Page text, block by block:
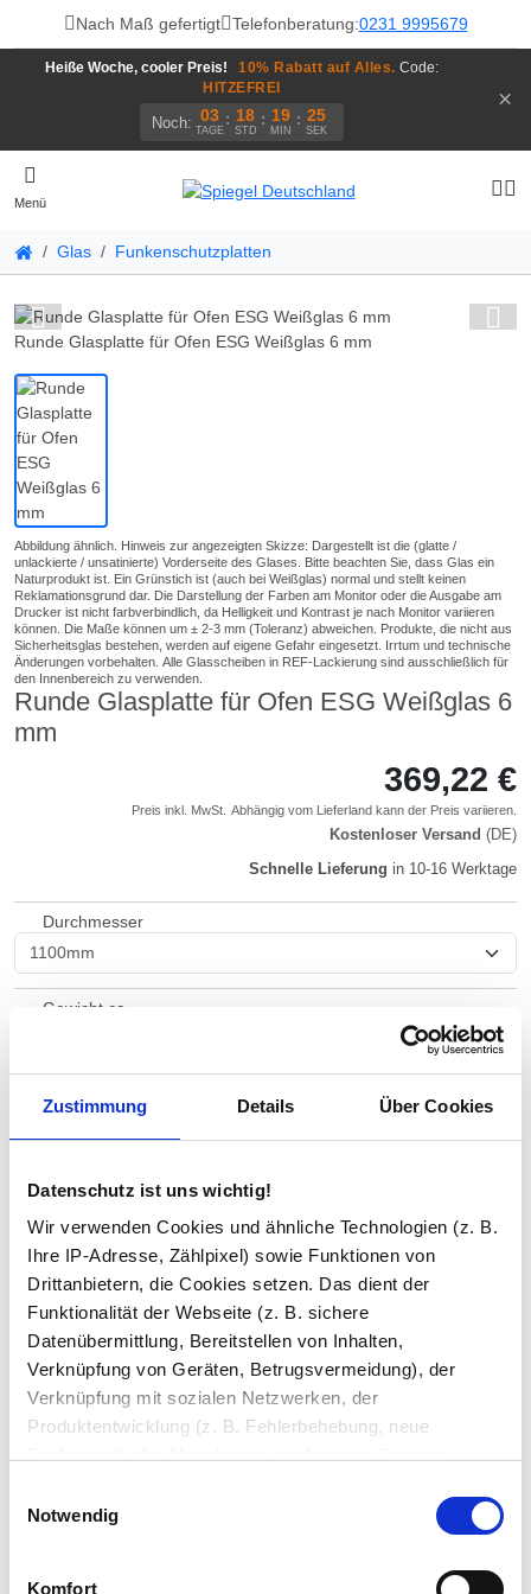
Zustimmung Details Über Cookies
Datenschutz ist uns wichtig!
Wir verwenden Cookies und ähnliche Technologien (z. B.
Ihre IP-Adresse, Zählpixel) sowie Funktionen von
Drittanbietern, die Cookies setzen. Das dient der
Funktionalität der Webseite (z. B. sichere
Datenübermittlung, Bereitstellen von Inhalten,
Verknüpfung von Geräten, Betrugsvermeidung), der
Verknüpfung mit sozialen Netzwerken, der
Produktentwicklung (z. B. Fehlerbehebung, neue
(z. B. Ladezeiten, personalisierte Inhalte,
Bereitstellung und Messen von Anzeigen, personalisierte
Notwendig
Komfort
Nach Maß gefertigt Telefonberatung:0231 9995679
Heiße Woche, cooler Preis! 10% Rabatt auf Alles. Code:
HITZEFREI
Noch: 03
TAGE
: 18
STD
: 19
MIN
: 25
SEK
×
Menü
Glas Funkenschutzplatten
Runde Glasplatte für Ofen ESG Weißglas 6 mm
Runde Glasplatte für Ofen ESG Weißglas 6
mm
369,22 €
Preis inkl. MwSt. Abhängig vom Lieferland kann der Preis variieren.
Kostenloser Versand (DE)
Schnelle Lieferung in 10-16 Werktage
Durchmesser
Gewicht ca.
Kanten
Hinweis
ESG Glas ohne Stempel entspricht nicht der DIN 12150 und darf
nicht als Bau Glas eingesetzt werden.
Ihre Bemerkung